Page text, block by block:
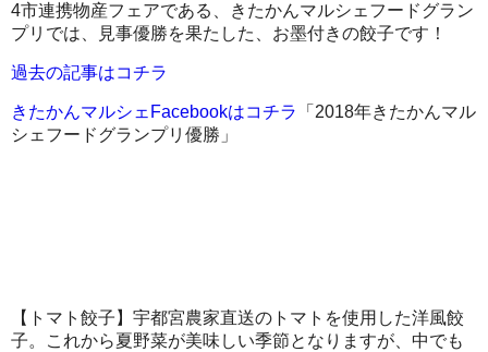
4市連携物産フェアである、きたかんマルシェフードグラン
プリでは、見事優勝を果たした、お墨付きの餃子です！
過去の記事はコチラ
きたかんマルシェFacebookはコチラ
「2018年きたかんマル
シェフードグランプリ優勝」
【トマト餃子】宇都宮農家直送のトマトを使用した洋風餃
子。これから夏野菜が美味しい季節となりますが、中でも